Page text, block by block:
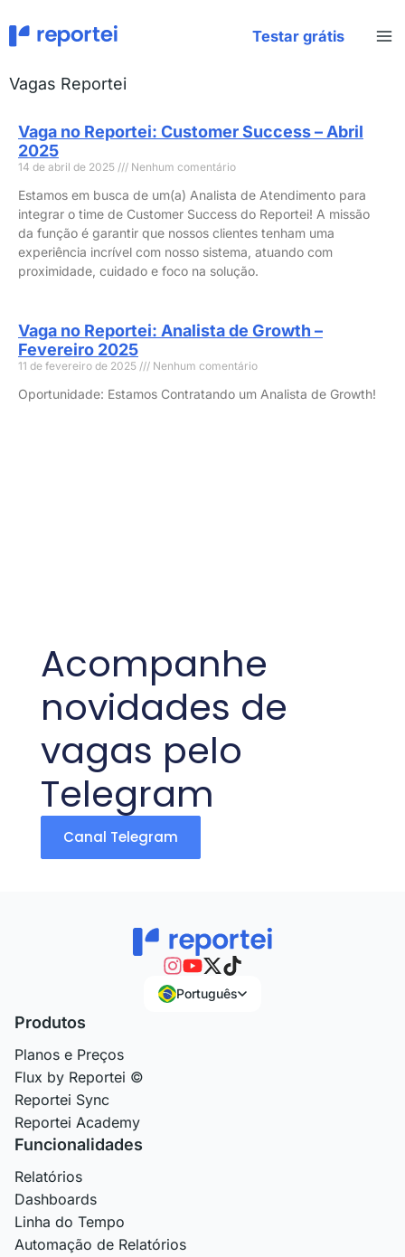
para
Testar grátis
Vagas Reportei
Vaga no Reportei: Customer Success – Abril
2025
14 de abril de 2025 Nenhum comentário
Estamos em busca de um(a) Analista de Atendimento para
integrar o time de Customer Success do Reportei! A missão
da função é garantir que nossos clientes tenham uma
experiência incrível com nosso sistema, atuando com
proximidade, cuidado e foco na solução.
Vaga no Reportei: Analista de Growth –
Fevereiro 2025
11 de fevereiro de 2025 Nenhum comentário
Oportunidade: Estamos Contratando um Analista de Growth!
Acompanhe
novidades de
vagas pelo
Telegram
Canal Telegram
Português
Produtos
Planos e Preços
Flux by Reportei ©
Reportei Sync
Reportei Academy
Funcionalidades
Relatórios
Dashboards
Linha do Tempo
Automação de Relatórios